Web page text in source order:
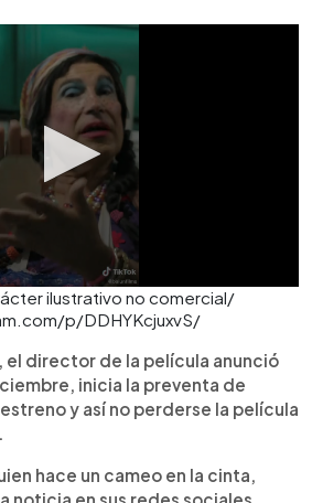
ilustrativo no comercial/
p/DDHYKcjuxvS/
el director de la película anunció
inicia la preventa de
y así no perderse la película
hace un cameo en la cinta,